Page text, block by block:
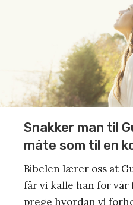
Snakker man til
måte som til en
Bibelen lærer oss at
får vi kalle han for vår
prege hvordan vi